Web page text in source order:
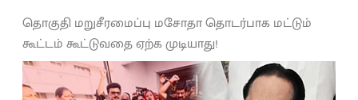
தொகுதி மறுசீரமைப்பு மசோதா தொடர்பாக மட்டும்
கூட்டம் கூட்டுவதை ஏற்க முடியாது!